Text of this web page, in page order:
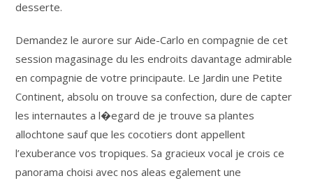
desserte.
Demandez le aurore sur Aide-Carlo en compagnie de cet
session magasinage du les endroits davantage admirable
en compagnie de votre principaute. Le Jardin une Petite
Continent, absolu on trouve sa confection, dure de capter
les internautes a l�egard de je trouve sa plantes
allochtone sauf que les cocotiers dont appellent
l’exuberance vos tropiques. Sa gracieux vocal je crois ce
panorama choisi avec nos aleas egalement une